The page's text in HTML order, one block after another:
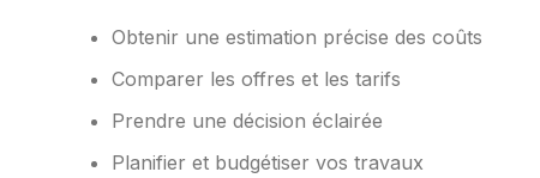
Obtenir une estimation précise des coûts
Comparer les offres et les tarifs
Prendre une décision éclairée
Planifier et budgétiser vos travaux